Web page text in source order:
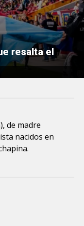
resalta el
de madre
nacidos en